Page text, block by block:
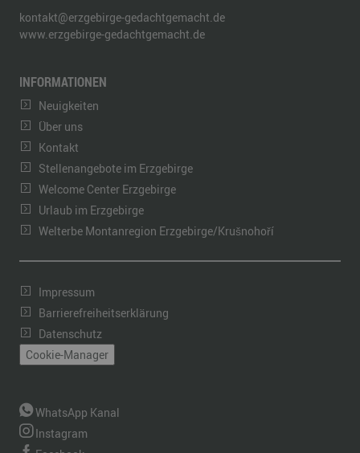
kontakt@erzgebirge-gedachtgemacht.de
www.erzgebirge-gedachtgemacht.de
INFORMATIONEN
Neuigkeiten
Über uns
Kontakt
Stellenangebote im Erzgebirge
Welcome Center Erzgebirge
Urlaub im Erzgebirge
Welterbe Montanregion Erzgebirge/Krušnohoří
Impressum
Barrierefreiheitserklärung
Datenschutz
Cookie-Manager
WhatsApp Kanal
Instagram